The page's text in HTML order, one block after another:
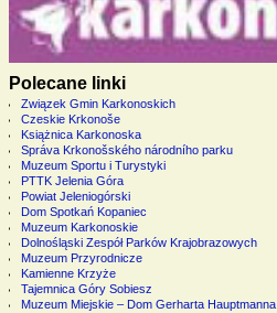
Polecane linki
Związek Gmin Karkonoskich
Czeskie Krkonoše
Książnica Karkonoska
Správa Krkonošského národního parku
Muzeum Sportu i Turystyki
PTTK Jelenia Góra
Powiat Jeleniogórski
Dom Spotkań Kopaniec
Muzeum Karkonoskie
Dolnośląski Zespół Parków Krajobrazowych
Muzeum Przyrodnicze
Kamienne Krzyże
Tajemnica Góry Sobiesz
Muzeum Miejskie – Dom Gerharta Hauptmanna